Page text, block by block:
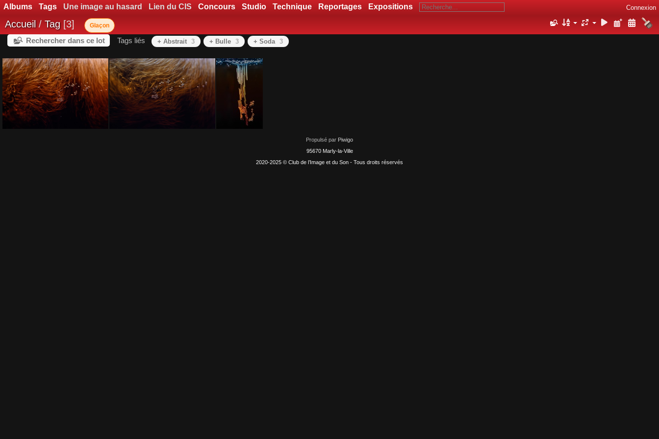
Albums Tags Une image au hasard Lien du CIS Concours Studio Technique Reportages Expositions Connexion
Accueil/ Tag 3 Glaçon
Rechercher dans ce lot Tags liés + Abstrait 3 + Bulle 3 + Soda 3
Propulsé par Piwigo
95670 Marly-la-Ville
2020-2025 © Club de l’Image et du Son - Tous droits réservés